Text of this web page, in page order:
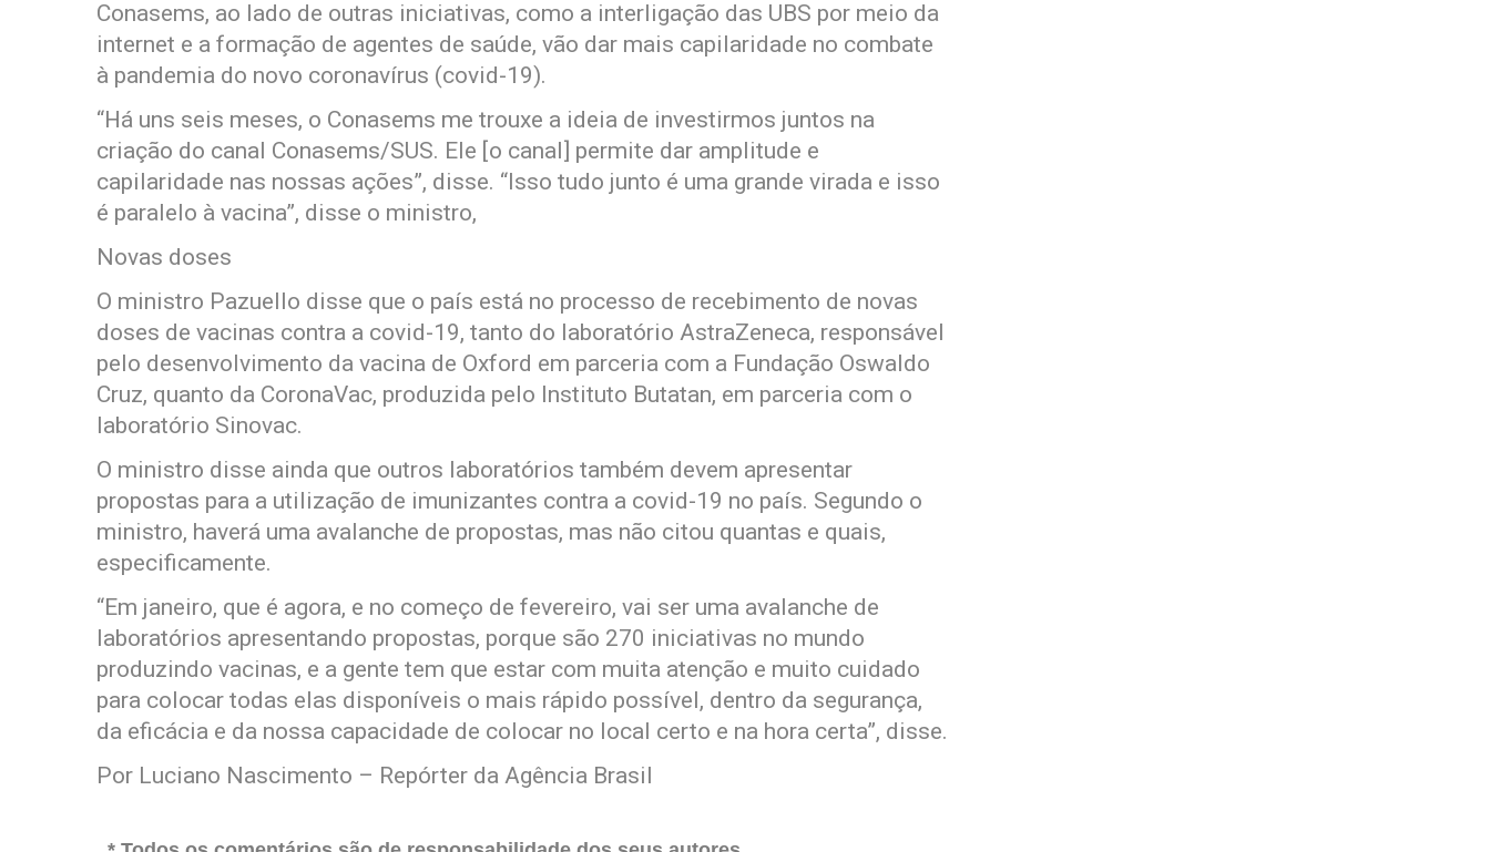
Conasems, ao lado de outras iniciativas, como a interligação das UBS por meio da
internet e a formação de agentes de saúde, vão dar mais capilaridade no combate
à pandemia do novo coronavírus (covid-19).
“Há uns seis meses, o Conasems me trouxe a ideia de investirmos juntos na
criação do canal Conasems/SUS. Ele [o canal] permite dar amplitude e
capilaridade nas nossas ações”, disse. “Isso tudo junto é uma grande virada e isso
é paralelo à vacina”, disse o ministro,
Novas doses
O ministro Pazuello disse que o país está no processo de recebimento de novas
doses de vacinas contra a covid-19, tanto do laboratório AstraZeneca, responsável
pelo desenvolvimento da vacina de Oxford em parceria com a Fundação Oswaldo
Cruz, quanto da CoronaVac, produzida pelo Instituto Butatan, em parceria com o
laboratório Sinovac.
O ministro disse ainda que outros laboratórios também devem apresentar
propostas para a utilização de imunizantes contra a covid-19 no país. Segundo o
ministro, haverá uma avalanche de propostas, mas não citou quantas e quais,
especificamente.
“Em janeiro, que é agora, e no começo de fevereiro, vai ser uma avalanche de
laboratórios apresentando propostas, porque são 270 iniciativas no mundo
produzindo vacinas, e a gente tem que estar com muita atenção e muito cuidado
para colocar todas elas disponíveis o mais rápido possível, dentro da segurança,
da eficácia e da nossa capacidade de colocar no local certo e na hora certa”, disse.
Por Luciano Nascimento – Repórter da Agência Brasil